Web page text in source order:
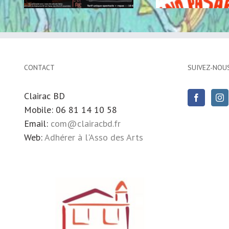
CONTACT
Clairac BD
Mobile: 06 81 14 10 58
Email: com@clairacbd.fr
Web:Adhérer à l'Asso des Arts
SUIVEZ-